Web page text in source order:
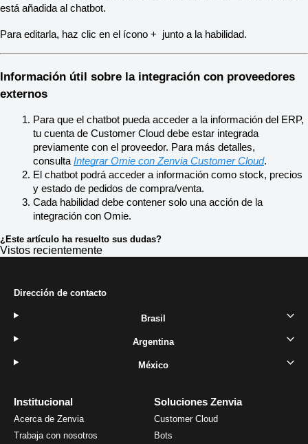
está añadida al chatbot.
Para editarla, haz clic en el ícono +  junto a la habilidad.
Información útil sobre la integración con proveedores
externos
Para que el chatbot pueda acceder a la información del ERP,
tu cuenta de Customer Cloud debe estar integrada
previamente con el proveedor. Para más detalles,
consulta Integrar Omie con Zenvia Customer Cloud.
El chatbot podrá acceder a información como stock, precios
y estado de pedidos de compra/venta.
Cada habilidad debe contener solo una acción de la
integración con Omie.
¿Este artículo ha resuelto sus dudas?
Vistos recientemente
Institucional
Acerca de Zenvia
Trabaja con nosotros
Soluciones Zenvia
Customer Cloud
Bots
Dirección de contacto
Brasil
Argentina
México